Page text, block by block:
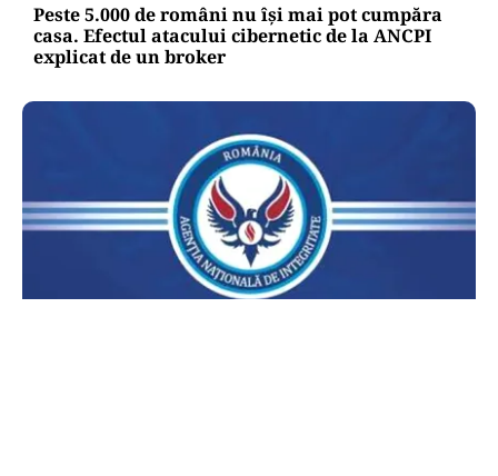
Peste 5.000 de români nu își mai pot cumpăra
casa. Efectul atacului cibernetic de la ANCPI
explicat de un broker